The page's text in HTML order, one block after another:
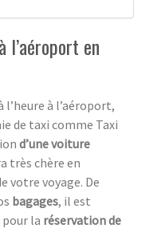
l’aéroport en
l’heure à l’aéroport,
de taxi comme Taxi
d’une voiture
très chère en
votre voyage. De
bagages, il est
la réservation de